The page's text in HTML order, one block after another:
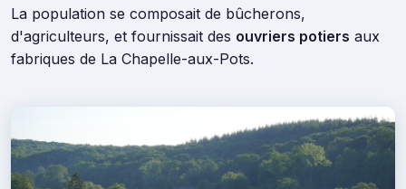
La population se composait de bûcherons,
d'agriculteurs, et fournissait des ouvriers potiers aux
fabriques de La Chapelle-aux-Pots.